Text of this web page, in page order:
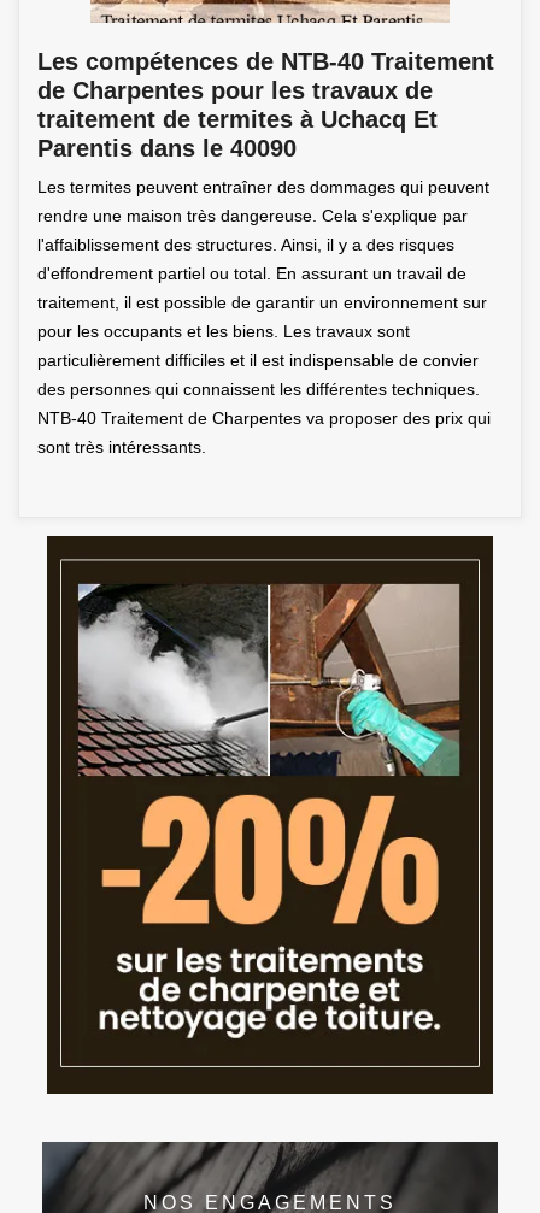
Les compétences de NTB-40 Traitement
de Charpentes pour les travaux de
traitement de termites à Uchacq Et
Parentis dans le 40090
Les termites peuvent entraîner des dommages qui peuvent
rendre une maison très dangereuse. Cela s'explique par
l'affaiblissement des structures. Ainsi, il y a des risques
d'effondrement partiel ou total. En assurant un travail de
traitement, il est possible de garantir un environnement sur
pour les occupants et les biens. Les travaux sont
particulièrement difficiles et il est indispensable de convier
des personnes qui connaissent les différentes techniques.
NTB-40 Traitement de Charpentes va proposer des prix qui
sont très intéressants.
NOS ENGAGEMENTS